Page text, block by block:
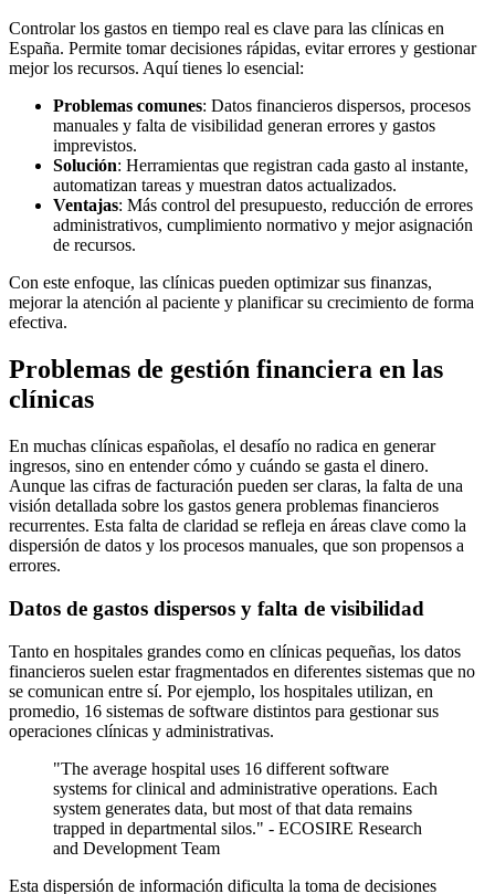
Controlar los gastos en tiempo real es clave para las clínicas en
España. Permite tomar decisiones rápidas, evitar errores y gestionar
mejor los recursos. Aquí tienes lo esencial:
Problemas comunes: Datos financieros dispersos, procesos
manuales y falta de visibilidad generan errores y gastos
imprevistos.
Solución: Herramientas que registran cada gasto al instante,
automatizan tareas y muestran datos actualizados.
Ventajas: Más control del presupuesto, reducción de errores
administrativos, cumplimiento normativo y mejor asignación
de recursos.
Con este enfoque, las clínicas pueden optimizar sus finanzas,
mejorar la atención al paciente y planificar su crecimiento de forma
efectiva.
Problemas de gestión financiera en las
clínicas
En muchas clínicas españolas, el desafío no radica en generar
ingresos, sino en entender cómo y cuándo se gasta el dinero.
Aunque las cifras de facturación pueden ser claras, la falta de una
visión detallada sobre los gastos genera problemas financieros
recurrentes. Esta falta de claridad se refleja en áreas clave como la
dispersión de datos y los procesos manuales, que son propensos a
errores.
Datos de gastos dispersos y falta de visibilidad
Tanto en hospitales grandes como en clínicas pequeñas, los datos
financieros suelen estar fragmentados en diferentes sistemas que no
se comunican entre sí. Por ejemplo, los hospitales utilizan, en
promedio, 16 sistemas de software distintos para gestionar sus
operaciones clínicas y administrativas.
"The average hospital uses 16 different software
systems for clinical and administrative operations. Each
system generates data, but most of that data remains
trapped in departmental silos." - ECOSIRE Research
and Development Team
Esta dispersión de información dificulta la toma de decisiones